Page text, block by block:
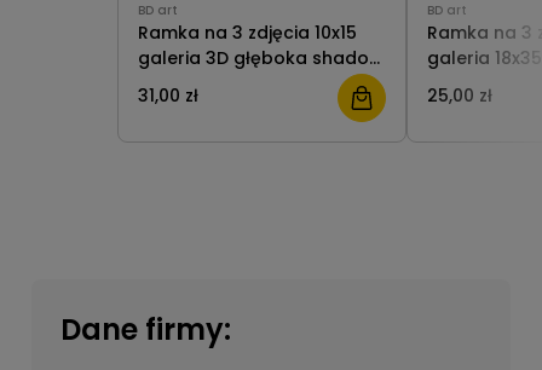
BD art
Ramka na 3 zdjęcia 10x15
galeria 3D głęboka shadow
box 18x35cm czarna
31,00 zł
BD art
Ramka na 3
galeria
MDF/
25,00 zł
Dane firmy: